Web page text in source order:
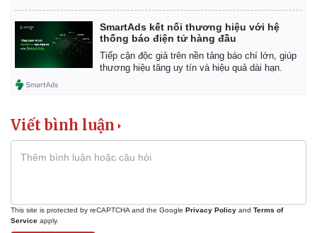
SmartAds kết nối thương hiệu với hệ
thống báo điện tử hàng đầu
Tiếp cận độc giả trên nền tảng báo chí lớn, giúp
thương hiệu tăng uy tín và hiệu quả dài hạn.
Viết bình luận
This site is protected by reCAPTCHA and the Google Privacy Policy and Terms of
Service apply.